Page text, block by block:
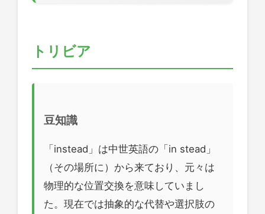
トリビア
豆知識
「instead」は中世英語の「in stead」
（その場所に）から来ており、元々は
物理的な位置交換を意味していまし
た。現在では抽象的な代替や選択肢の